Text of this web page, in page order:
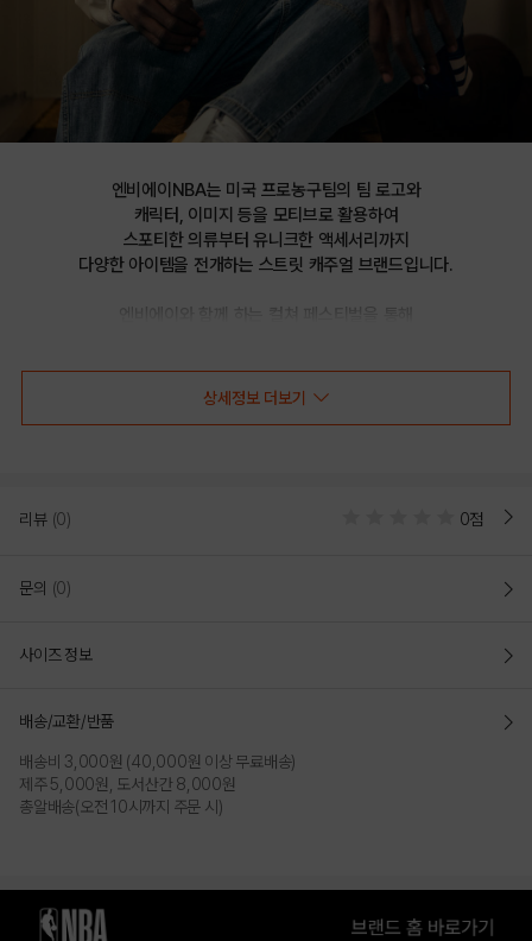
엔비에이NBA는 미국 프로농구팀의 팀 로고와
캐릭터, 이미지 등을 모티브로 활용하여
스포티한 의류부터 유니크한 액세서리까지
다양한 아이템을 전개하는 스트릿 캐주얼 브랜드입니다.
루즈 핏(LOOSE FIT)
믹스한 아트웍이 포인트가 되는 스타일
- 소매단에 NBA 로고맨을 견고한 자수로 작업하여
로고맨 디테일을 살림
상세정보 더보기
리뷰 (0) 0점
문의 (0)
사이즈 정보
배송/교환/반품
배송비 3,000원 (40,000원 이상 무료배송)
제주 5,000원, 도서산간 8,000원
총알배송(오전 10시까지 주문 시)